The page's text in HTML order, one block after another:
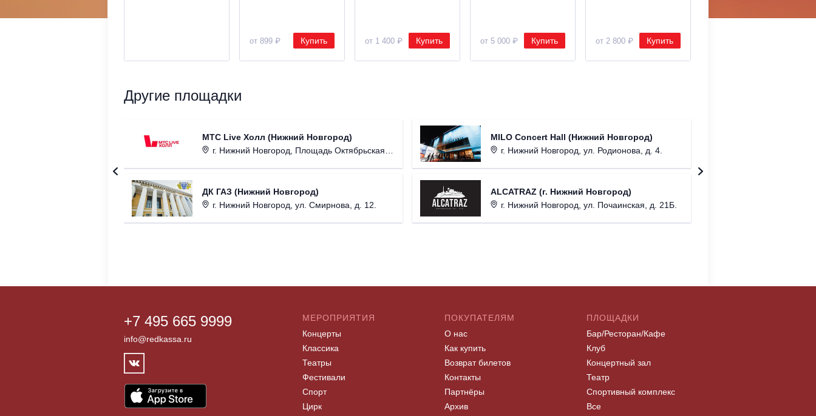
от 899 ₽ Купить от 1 400 ₽ Купить от 5 000 ₽ Купить от 2 800 ₽ Купить
Другие площадки
МТС Live Холл (Нижний Новгород)
г. Нижний Новгород, Площадь Октябрьская, д. 1.
ДК ГАЗ (Нижний Новгород)
г. Нижний Новгород, ул. Смирнова, д. 12.
MILO Concert Hall (Нижний Новгород)
г. Нижний Новгород, ул. Родионова, д. 4.
ALCATRAZ (г. Нижний Новгород)
г. Нижний Новгород, ул. Почаинская, д. 21Б.
+7 495 665 9999
info@redkassa.ru
МЕРОПРИЯТИЯ
Концерты
Классика
Театры
Фестивали
Спорт
Цирк
ПОКУПАТЕЛЯМ
О нас
Как купить
Возврат билетов
Контакты
Партнёры
Архив
ПЛОЩАДКИ
Бар/Ресторан/Кафе
Клуб
Концертный зал
Театр
Спортивный комплекс
Все